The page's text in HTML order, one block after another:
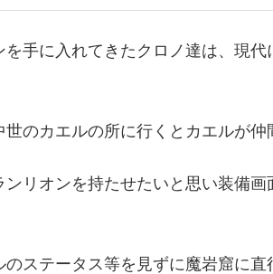
を手に入れてきたクロノ達は、現
のカエルの所に行くとカエルが仲
リオンを持たせたいと思い装備
のステータス等を見ずに魔岩窟に